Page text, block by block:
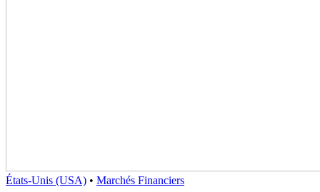
États-Unis (USA) • Marchés Financiers